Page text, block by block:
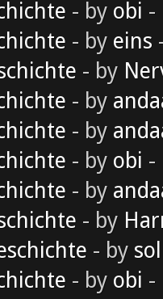
- by obi -
- by eins
- by
- by
- by
- by obi -
- by
- by
- by
- by obi -